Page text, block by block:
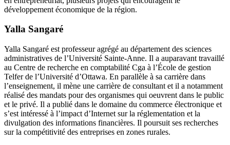
développement économique de la région.
Yalla Sangaré
Yalla Sangaré est professeur agrégé au département des sciences
administratives de l’Université Sainte-Anne. Il a auparavant travaillé
au Centre de recherche en comptabilité Cga à l’École de gestion
Telfer de l’Université d’Ottawa. En parallèle à sa carrière dans
l’enseignement, il mène une carrière de consultant et il a notamment
réalisé des mandats pour des organismes qui oeuvrent dans le public
et le privé. Il a publié dans le domaine du commerce électronique et
s’est intéressé à l’impact d’Internet sur la réglementation et la
divulgation des informations financières. Il poursuit ses recherches
sur la compétitivité des entreprises en zones rurales.